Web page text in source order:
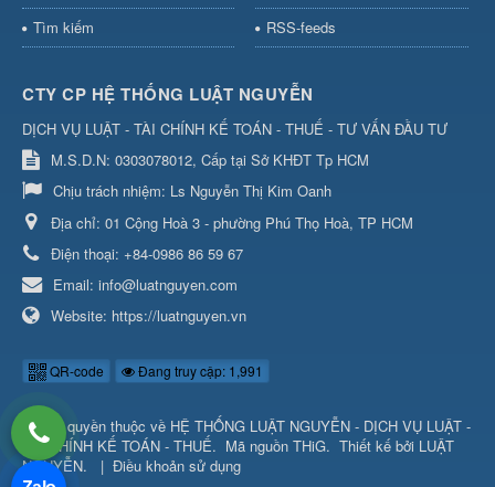
Tìm kiếm
RSS-feeds
CTY CP HỆ THỐNG LUẬT NGUYỄN
DỊCH VỤ LUẬT - TÀI CHÍNH KẾ TOÁN - THUẾ - TƯ VẤN ĐẦU TƯ
M.S.D.N: 0303078012, Cấp tại Sở KHĐT Tp HCM
Chịu trách nhiệm: Ls Nguyễn Thị Kim Oanh
Địa chỉ: 01 Cộng Hoà 3 - phường Phú Thọ Hoà, TP HCM
Điện thoại: +84-0986 86 59 67
Email: info@luatnguyen.com
Website: https://luatnguyen.vn
QR-code Đang truy cập: 1,991
© Bản quyền thuộc về HỆ THỐNG LUẬT NGUYỄN - DỊCH VỤ LUẬT -
TÀI CHÍNH KẾ TOÁN - THUẾ. Mã nguồn THiG. Thiết kế bởi LUẬT
NGUYỄN. | Điều khoản sử dụng